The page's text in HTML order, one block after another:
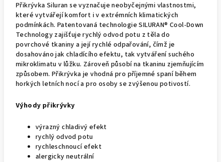
Přikrývka Siluran se vyznačuje neobyčejnými vlastnostmi,
které vytvářejí komfort i v extrémních klimatických
podmínkách. Patentovaná technologie SILURAN® Cool-Down
Technology zajišťuje rychlý odvod potu z těla do
povrchové tkaniny a její rychlé odpařování, čímž je
dosahováno jak chladícího efektu, tak vytváření suchého
mikroklimatu v lůžku. Zároveň působí na tkaninu zjemňujícím
způsobem. Přikrývka je vhodná pro příjemné spaní během
horkých letních nocí a pro osoby se zvýšenou potivostí.
Výhody přikrývky
výrazný chladivý efekt
rychlý odvod potu
rychleschnoucí efekt
alergicky neutrální